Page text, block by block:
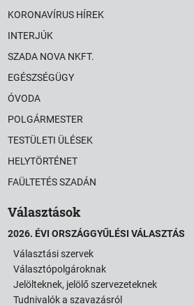
KORONAVÍRUS HÍREK
INTERJÚK
SZADA NOVA NKFT.
EGÉSZSÉGÜGY
ÓVODA
POLGÁRMESTER
TESTÜLETI ÜLÉSEK
HELYTÖRTÉNET
FAÜLTETÉS SZADÁN
Választások
2026. ÉVI ORSZÁGGYŰLÉSI VÁLASZTÁS
Választási szervek
Választópolgároknak
Jelölteknek, jelölő szervezeteknek
Tudnivalók a szavazásról